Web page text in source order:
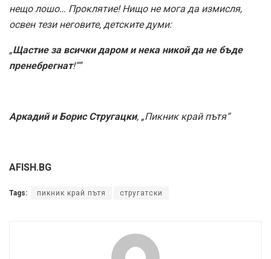
нещо лошо… Проклятие! Нищо не мога да измисля,
освен тези неговите, детските думи:
„Щастие за всички даром и нека никой да не бъде
пренебрегнат!“”
Аркадий и Борис Стругацки, „Пикник край пътя“
AFISH.BG
Tags: пикник край пътя стругатски